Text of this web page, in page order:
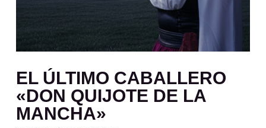
EL ÚLTIMO CABALLERO
«DON QUIJOTE DE LA
MANCHA»